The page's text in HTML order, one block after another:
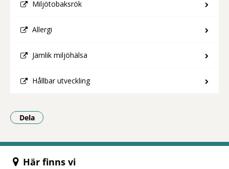
Miljötobaksrök
Allergi
Jämlik miljöhälsa
Hållbar utveckling
Dela
- Klicka för att öppna delningsalternativ.
Här finns vi